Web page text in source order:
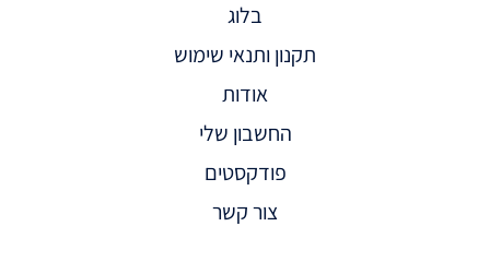
בלוג
תקנון ותנאי שימוש
אודות
החשבון שלי
פודקסטים
צור קשר